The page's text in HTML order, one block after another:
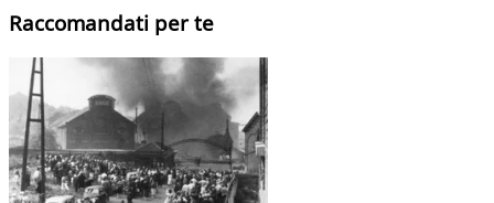
Raccomandati per te